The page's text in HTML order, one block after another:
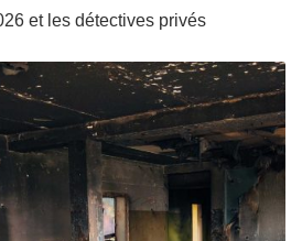
et les détectives privés